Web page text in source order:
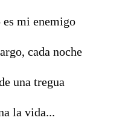
mi enemigo
cada noche
una tregua
la vida...